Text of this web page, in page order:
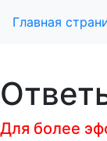
Главная
Для более